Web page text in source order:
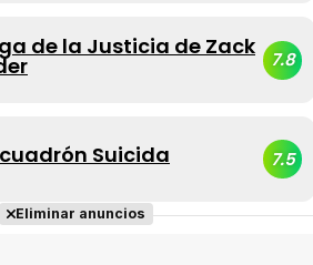
de la Justicia de Zack 7.8
Suicida 7.5
Eliminar anuncios